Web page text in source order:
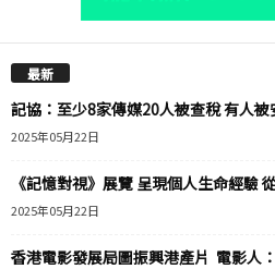
最新
記協：至少8家傳媒20人被查稅 有人
2025年05月22日
《記憶對視》展覽 呈現個人生命經驗
2025年05月22日
香港電影發展局圖振興港產片 電影人